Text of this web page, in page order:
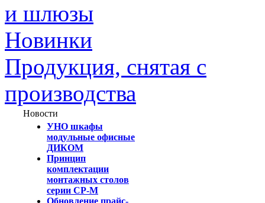
и шлюзы
Новинки
Продукция, снятая с
производства
Новости
УНО шкафы
модульные офисные
ДИКОМ
Принцип
комплектации
монтажных столов
серии СР-М
Обновление прайс-